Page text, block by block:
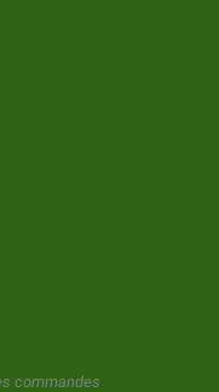
vos données à
commandes